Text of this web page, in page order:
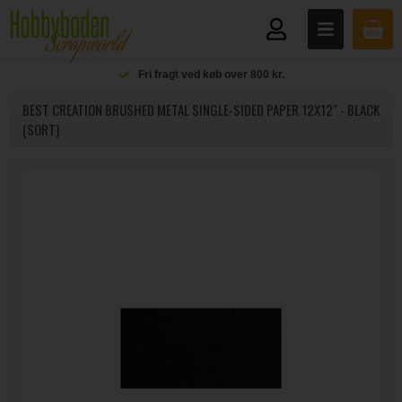
Fri fragt ved køb over 800 kr.
BEST CREATION BRUSHED METAL SINGLE-SIDED PAPER 12X12" - BLACK
(SORT)